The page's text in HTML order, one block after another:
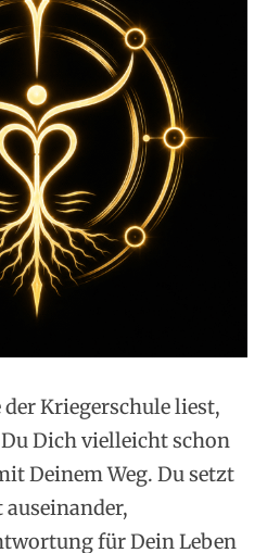
der Kriegerschule liest,
Dich vielleicht schon
Deinem Weg. Du setzt
für Dein Leben